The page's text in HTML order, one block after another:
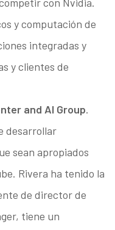
con Nvidia.
y computación de
integradas y
y clientes de
and AI Group.
desarrollar
sean apropiados
Rivera ha tenido la
de director de
tiene un